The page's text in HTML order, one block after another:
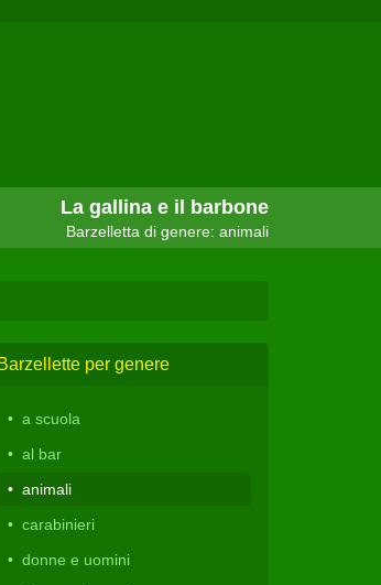
La gallina e il barbone
Barzelletta di genere: animali
Barzellette per genere
a scuola
al bar
animali
carabinieri
donne e uomini